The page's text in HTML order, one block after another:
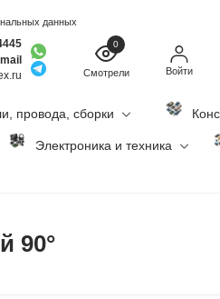
данных
0
Смотрели Войти
провода, сборки
Электроника и техника
90°